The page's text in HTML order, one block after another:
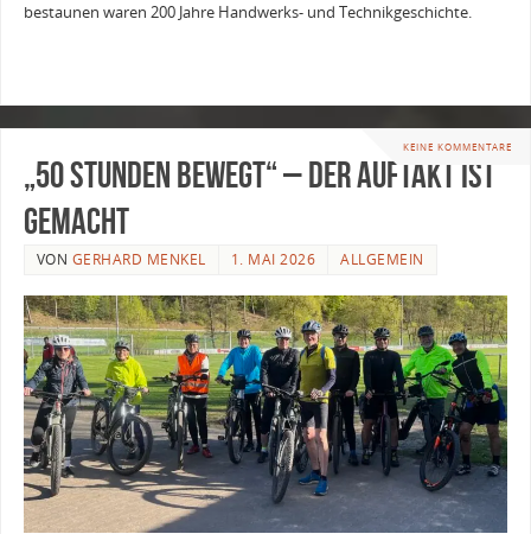
bestaunen waren 200 Jahre Handwerks- und Technikgeschichte.
KEINE KOMMENTARE
„50 Stunden bewegt“ – der Auftakt ist
gemacht
VON GERHARD MENKEL 1. MAI 2026 ALLGEMEIN